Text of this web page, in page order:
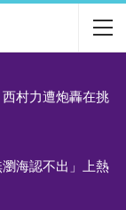
村力遭炮轟在挑
海認不出」上熱